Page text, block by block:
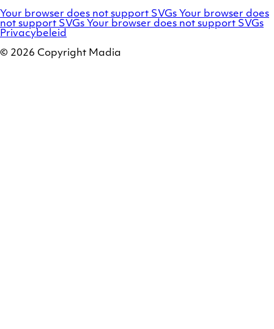
Adobe
Commerce
/
Your browser does not support SVGs OroCommerce
Your browser does
not support SVGs Marello
Your browser does not support SVGs
Privacybeleid
© 2026 Copyright Madia